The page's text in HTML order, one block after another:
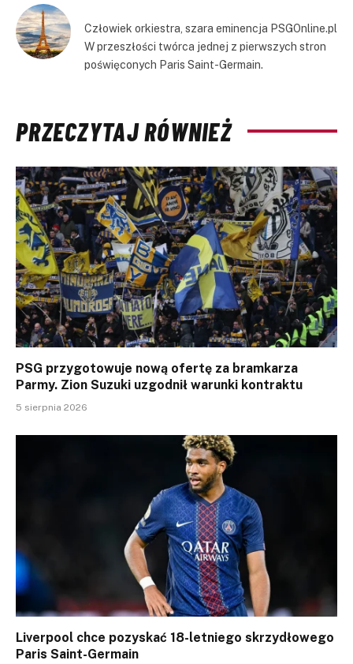
Człowiek orkiestra, szara eminencja PSGOnline.pl
W przeszłości twórca jednej z pierwszych stron
poświęconych Paris Saint-Germain.
PRZECZYTAJ RÓWNIEŻ
PSG przygotowuje nową ofertę za bramkarza
Parmy. Zion Suzuki uzgodnił warunki kontraktu
5 sierpnia 2026
Liverpool chce pozyskać 18-letniego skrzydłowego
Paris Saint-Germain